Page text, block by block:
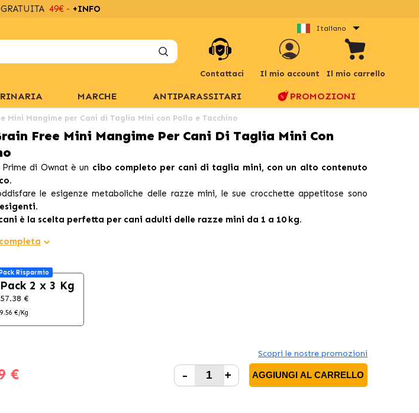
49€ - +INFO
Italiano
Contattaci Il mio account Il mio carrello
MARCHE ANTIPARASSITARI PROMOZIONI
Mini Mangime per Cani di Taglia Mini con Pollo e Tacchino
Free Mini Mangime Per Cani Di Taglia Mini Con
di Ownat è un cibo completo per cani di taglia mini, con un alto contenuto
le esigenze metaboliche delle razze mini, le sue crocchette appetitose sono
è la scelta perfetta per cani adulti delle razze mini da 1 a 10 kg.
Risparmio
Pack 2 x 3 Kg
57.38 €
9.56 €/Kg
Scopri le nostre promozioni
€ - + AGGIUNGI AL CARRELLO